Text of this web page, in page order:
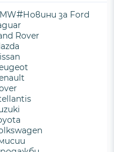
#Новини за Ford
Rover